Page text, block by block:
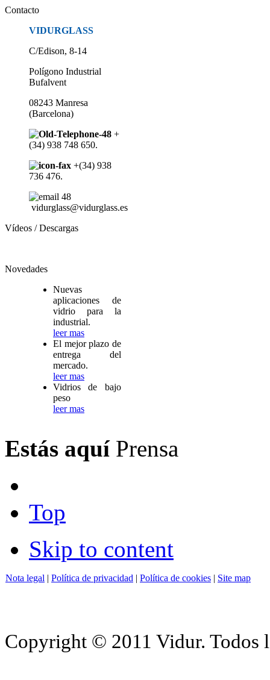
Contacto
VIDURGLASS
C/Edison, 8-14
Polígono Industrial
Bufalvent
08243 Manresa
(Barcelona)
+
(34) 938 748 650.
+(34) 938
736 476.
vidurglass@vidurglass.es
Vídeos / Descargas
Novedades
Nuevas
aplicaciones de
vidrio para la
industrial.
leer mas
El mejor plazo de
entrega del
mercado.
leer mas
Vidrios de bajo
peso
leer mas
Estás aquí Prensa
Top
Skip to content
Nota legal | Política de privacidad | Política de cookies | Site map
Copyright © 2011 Vidur. Todos